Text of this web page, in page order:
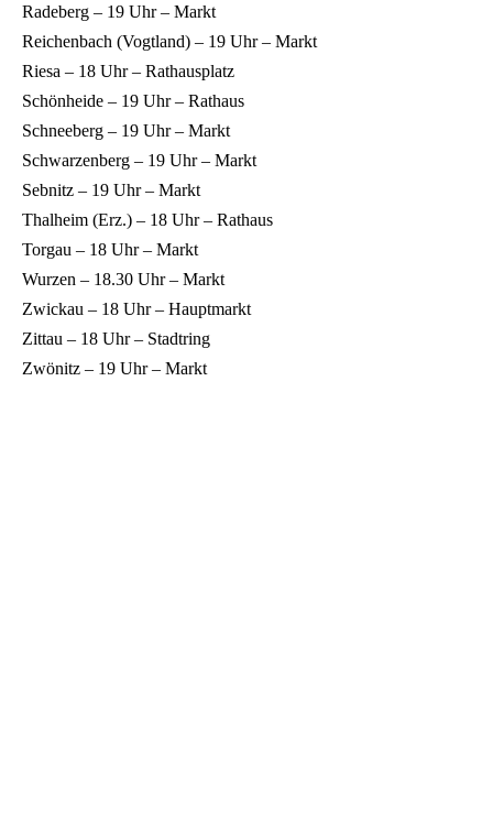
Radeberg – 19 Uhr – Markt
Reichenbach (Vogtland) – 19 Uhr – Markt
Riesa – 18 Uhr – Rathausplatz
Schönheide – 19 Uhr – Rathaus
Schneeberg – 19 Uhr – Markt
Schwarzenberg – 19 Uhr – Markt
Sebnitz – 19 Uhr – Markt
Thalheim (Erz.) – 18 Uhr – Rathaus
Torgau – 18 Uhr – Markt
Wurzen – 18.30 Uhr – Markt
Zwickau – 18 Uhr – Hauptmarkt
Zittau – 18 Uhr – Stadtring
Zwönitz – 19 Uhr – Markt